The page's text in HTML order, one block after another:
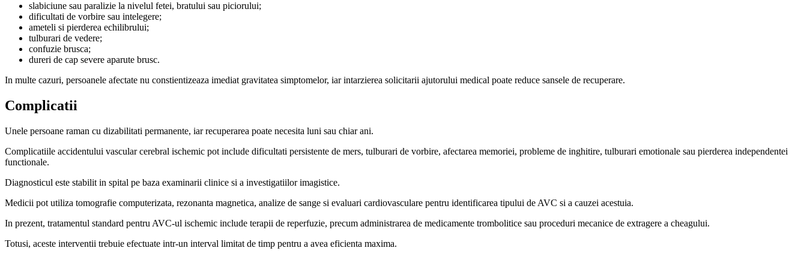
slabiciune sau paralizie la nivelul fetei, bratului sau piciorului;
dificultati de vorbire sau intelegere;
ameteli si pierderea echilibrului;
tulburari de vedere;
confuzie brusca;
dureri de cap severe aparute brusc.
In multe cazuri, persoanele afectate nu constientizeaza imediat gravitatea simptomelor, iar intarzierea solicitarii ajutorului medical poate reduce sansele de recuperare.
Complicatii
Unele persoane raman cu dizabilitati permanente, iar recuperarea poate necesita luni sau chiar ani.
Complicatiile accidentului vascular cerebral ischemic pot include dificultati persistente de mers, tulburari de vorbire, afectarea memoriei, probleme de inghitire, tulburari emotionale sau pierderea independentei
functionale.
Diagnosticul este stabilit in spital pe baza examinarii clinice si a investigatiilor imagistice.
Medicii pot utiliza tomografie computerizata, rezonanta magnetica, analize de sange si evaluari cardiovasculare pentru identificarea tipului de AVC si a cauzei acestuia.
In prezent, tratamentul standard pentru AVC-ul ischemic include terapii de reperfuzie, precum administrarea de medicamente trombolitice sau proceduri mecanice de extragere a cheagului.
Totusi, aceste interventii trebuie efectuate intr-un interval limitat de timp pentru a avea eficienta maxima.